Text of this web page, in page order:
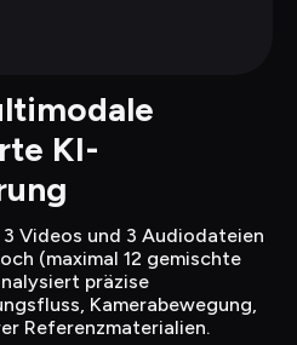
KI-
3 Videos und 3 Audiodateien
(maximal 12 gemischte
präzise
Kamerabewegung,
Referenzmaterialien.